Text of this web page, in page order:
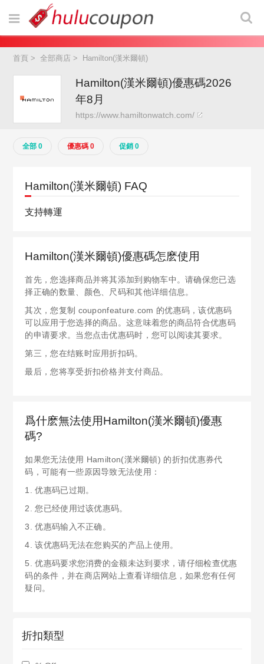
首頁 >全部商店 > Hamilton(漢米爾頓)
Hamilton(漢米爾頓)優惠碼2026
年8月
https://www.hamiltonwatch.com/
全部 0 優惠碼 0 促銷 0
Hamilton(漢米爾頓) FAQ
支持轉運
Hamilton(漢米爾頓)優惠碼怎麽使用
首先，您选择商品并将其添加到购物车中。请确保您已选
择正确的数量、颜色、尺码和其他详细信息。
其次，您复制 couponfeature.com 的优惠码，该优惠码
可以应用于您选择的商品。这意味着您的商品符合优惠码
的申请要求。当您点击优惠码时，您可以阅读其要求。
第三，您在结账时应用折扣码。
最后，您将享受折扣价格并支付商品。
爲什麽無法使用Hamilton(漢米爾頓)優惠
碼?
如果您无法使用 Hamilton(漢米爾頓) 的折扣优惠券代
码，可能有一些原因导致无法使用：
1. 优惠码已过期。
2. 您已经使用过该优惠码。
3. 优惠码输入不正确。
4. 该优惠码无法在您购买的产品上使用。
5. 优惠码要求您消费的金额未达到要求，请仔细检查优惠
码的条件，并在商店网站上查看详细信息，如果您有任何
疑问。
折扣類型